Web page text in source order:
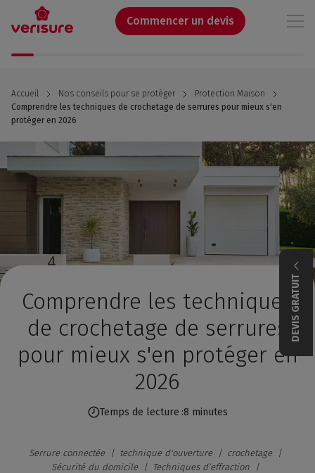
contenu
Commencer un devis
Accueil Nos conseils pour se protéger
Protection Maison
Comprendre les techniques de crochetage de serrures pour mieux s'en
protéger en 2026
DEVIS GRATUIT
Comprendre les techniques
de crochetage de serrures
pour mieux s'en protéger en
2026
Temps de lecture 8 minutes
Serrure connectée technique d'ouverture
crochetage
Sécurité du domicile
Techniques d’effraction